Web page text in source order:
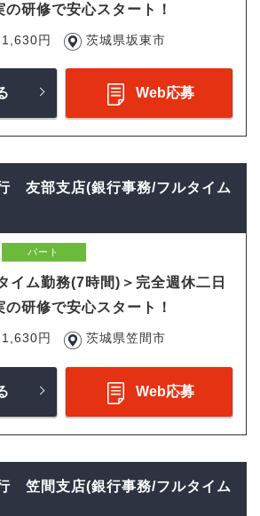
研修で安心スタート！
円 茨城県坂東市
Web応募
友部支店(銀行事務/フルタイム
パート
イム勤務(7時間)＞完全週休二日
研修で安心スタート！
円 茨城県笠間市
Web応募
笠間支店(銀行事務/フルタイム